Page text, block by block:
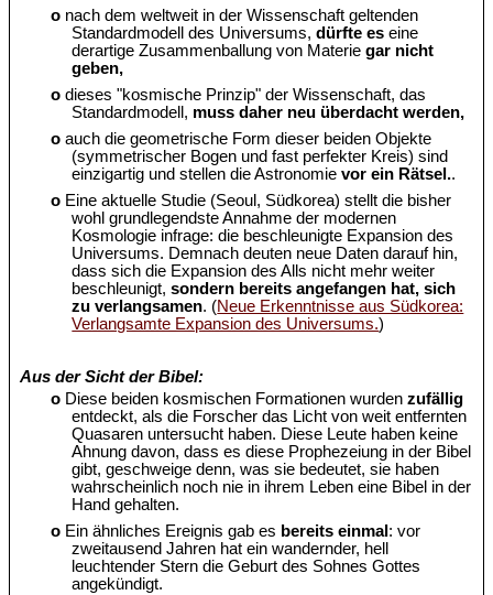
o nach dem weltweit in der Wissenschaft geltenden
Standardmodell des Universums,dürfte eseine
derartige Zusammenballung von Materiegar nicht
geben,
o dieses "kosmische Prinzip" der Wissenschaft, das
Standardmodell, muss daher neu überdacht werden,
o auch die geometrische Form dieser beiden Objekte
(symmetrischer Bogen und fast perfekter Kreis) sind
einzigartig und stellen die Astronomievor ein Rätsel..
o Eine aktuelle Studie (Seoul, Südkorea) stellt die bisher
wohl grundlegendste Annahme der modernen
Kosmologie infrage: die beschleunigte Expansion des
Universums. Demnach deuten neue Daten darauf hin,
dass sich die Expansion des Alls nicht mehr weiter
beschleunigt,sondern bereits angefangen hat, sich
zu verlangsamen. (Neue Erkenntnisse aus Südkorea:
Verlangsamte Expansion des Universums.)
Aus der Sicht der Bibel:
o Diese beiden kosmischen Formationen wurdenzufällig
entdeckt, als die Forscher das Licht von weit entfernten
Quasaren untersucht haben. Diese Leute haben keine
Ahnung davon, dass es diese Prophezeiung in der Bibel
gibt, geschweige denn, was sie bedeutet, sie haben
wahrscheinlich noch nie in ihrem Leben eine Bibel in der
Hand gehalten.
o Ein ähnliches Ereignis gab es bereits einmal : vor
zweitausend Jahren hat ein wandernder, hell
leuchtender Stern die Geburt des Sohnes Gottes
angekündigt.